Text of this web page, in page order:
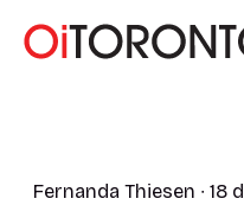
Fernanda Thiesen ∙ 18